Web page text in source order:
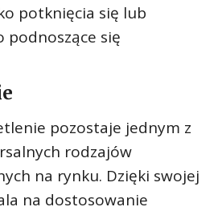
potknięcia się lub
podnoszące się
pozostaje jednym z
rodzajów
na rynku. Dzięki swojej
na dostosowanie